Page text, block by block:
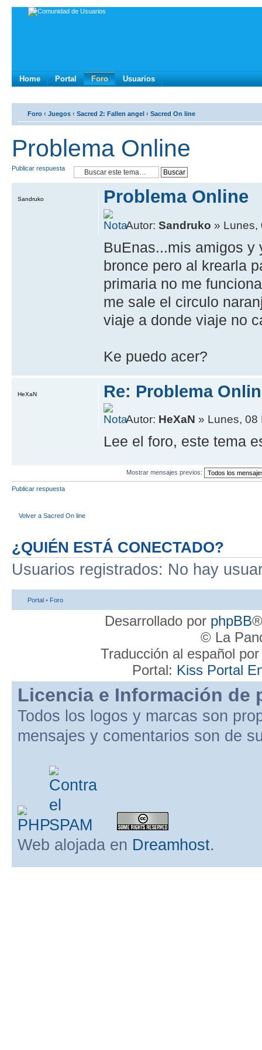
Home Portal Foro Usuarios
Foro ‹ Juegos ‹ Sacred 2: Fallen angel ‹ Sacred On line
Problema Online
Publicar respuesta
Problema Online
Autor:Sandruko » Lunes,
BuEnas...mis amigos y
bronce pero al krearla
primaria no me
me sale el circulo
viaje a donde viaje no
Ke puedo acer?
Sandruko
Re: Problema
Autor: HeXaN » Lunes, 08
Lee el foro, este tema
HeXaN
Mostrar mensajes previos:
Publicar respuesta
Volver a Sacred On line
¿QUIÉN ESTÁ CONECTADO?
Usuarios registrados: No hay
Portal • Foro
Desarrollado por phpBB
© La
Traducción al español
Portal: Kiss Portal
Licencia e Información de
Todos los logos y marcas son
mensajes y comentarios son de
Web alojada en Dreamhost.